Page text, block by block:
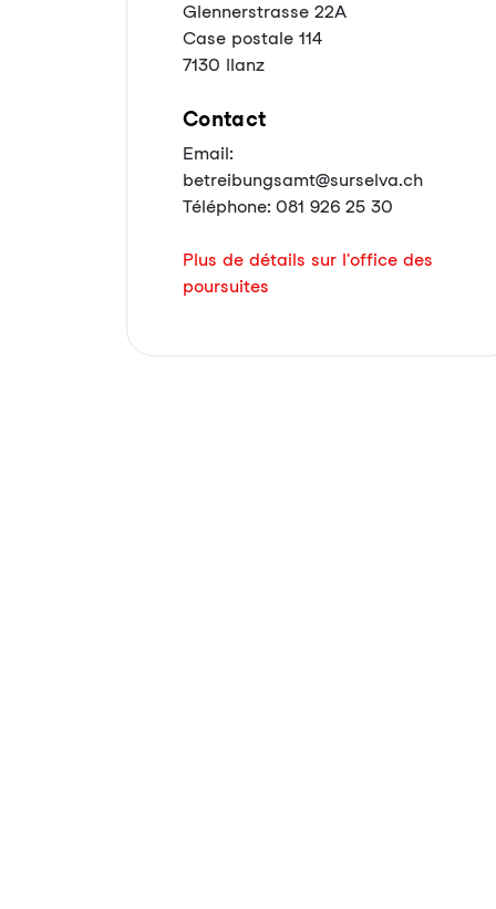
Glennerstrasse 22A
Case postale 114
7130 Ilanz
Contact
Email:
betreibungsamt@surselva.ch
Téléphone: 081 926 25 30
Plus de détails sur l'office des
poursuites